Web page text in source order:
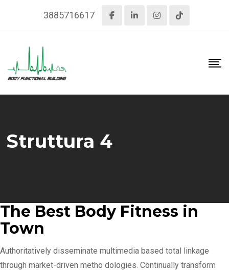
3885716617
Struttura 4
The Best Body Fitness in
Town
Authoritatively disseminate multimedia based total linkage
through market-driven metho dologies. Continually transform